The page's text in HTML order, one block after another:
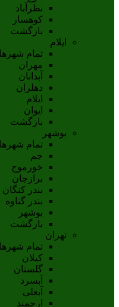
نظرآباد
کوهسار
بازگشت
ایلام
تمام شهر‌ها
مهران
آبدانان
دهلران
ايلام
ايوان
بازگشت
بوشهر
تمام شهر‌ها
جم
خورموج
برازجان
بندر کنگان
بندر گناوه
بوشهر
بازگشت
تهران
تمام شهر‌ها
کیلان
گلستان
آبسرد
آبعلی
ارجمند